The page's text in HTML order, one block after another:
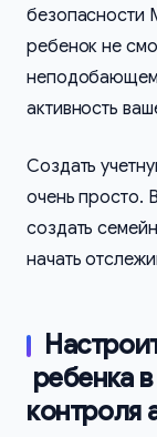
безопасности
ребенок не
активность
Создать
очень просто.
создать
начать
ребенка
контроля